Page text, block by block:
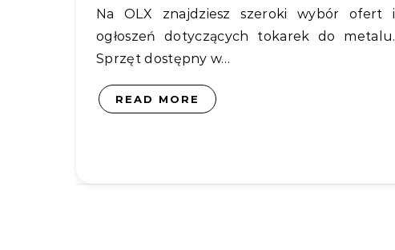
Na OLX znajdziesz szeroki wybór ofert i
ogłoszeń dotyczących tokarek do metalu.
Sprzęt dostępny w…
READ MORE